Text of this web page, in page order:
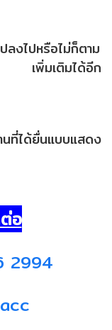
ลงไปหรือไม่ก็ตาม
ม เพิ่มเติมได้อีก
ที่ได้ยื่นแบบแสดง
อ
2994